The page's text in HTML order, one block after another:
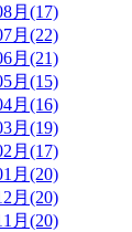
月(17)
月(22)
月(21)
月(15)
月(16)
月(19)
月(17)
月(20)
月(20)
月(20)